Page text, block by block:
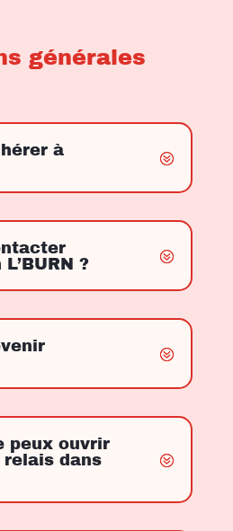
générales
à
?
peux ouvrir
relais dans